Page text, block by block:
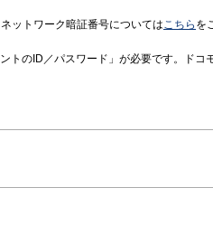
ットワーク暗証番号についてはこちら を
トのID／パスワード」が必要です。ドコ